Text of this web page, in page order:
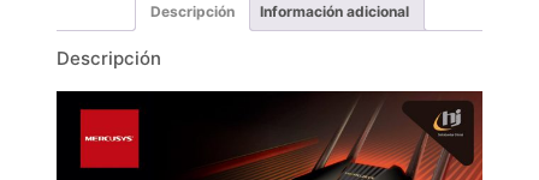
Descripción Información adicional
Descripción